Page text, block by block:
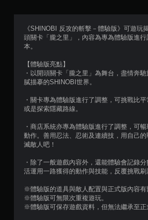
《SHINOBI 反攻的斬擊－體驗版》可遊玩
頭關卡「朧之里」，內容為專為體驗版進
本。
【體驗版亮點】
・以開頭關卡「朧之里」為舞台，盡情奔
膩描摹的SHINOBI世界。
・關卡專為體驗版進行了調整，可挑戰比平
或是探索隱藏路線。
・商店系統亦專為體驗版進行了調整，可
動作。善用忍法、忍術及連續技，用自己
滅敵人吧！
・除了一般遊戲內容外，還能體驗會記錄
活運用一路獲得的動作與技能，反覆挑戰刷
※體驗版的道具與敵人配置與正式版內容有
※體驗版可無限次重複遊玩。
※體驗版可保存遊戲資料，但無法繼承至正